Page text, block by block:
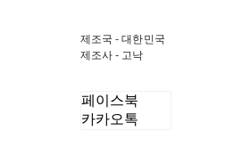
제조국 - 대한민국
제조사 - 고낙
페이스북
카카오톡